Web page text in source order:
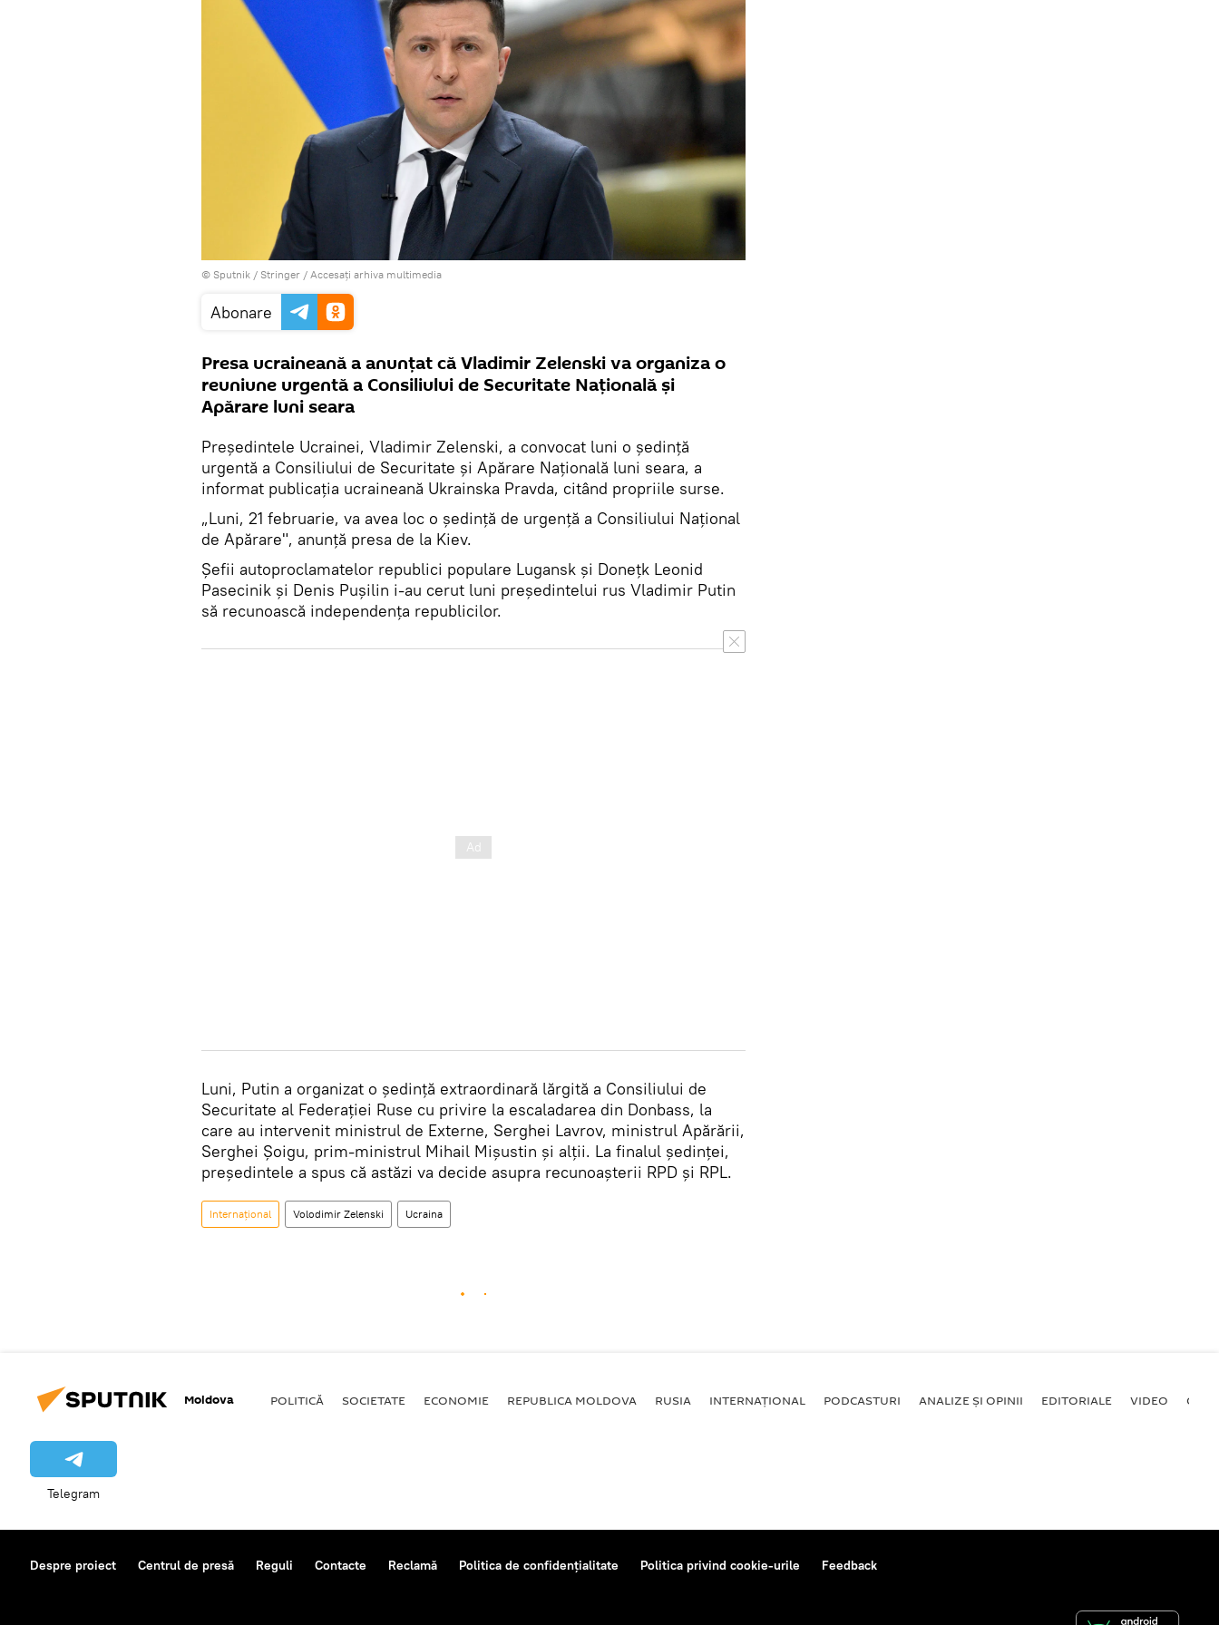
© Sputnik / Stringer / Accesați arhiva multimedia
Abonare
Presa ucraineană a anunțat că Vladimir Zelenski va organiza o
reuniune urgentă a Consiliului de Securitate Națională și
Apărare luni seara
Președintele Ucrainei, Vladimir Zelenski, a convocat luni o ședință
urgentă a Consiliului de Securitate și Apărare Națională luni seara, a
informat publicația ucraineană Ukrainska Pravda, citând propriile surse.
„Luni, 21 februarie, va avea loc o ședință de urgență a Consiliului Național
de Apărare", anunță presa de la Kiev.
Șefii autoproclamatelor republici populare Lugansk și Donețk Leonid
Pasecinik și Denis Pușilin i-au cerut luni președintelui rus Vladimir Putin
să recunoască independența republicilor.
Luni, Putin a organizat o ședință extraordinară lărgită a Consiliului de
Securitate al Federației Ruse cu privire la escaladarea din Donbass, la
care au intervenit ministrul de Externe, Serghei Lavrov, ministrul Apărării,
Serghei Șoigu, prim-ministrul Mihail Mișustin și alții. La finalul ședinței,
președintele a spus că astăzi va decide asupra recunoașterii RPD și RPL.
Internațional Volodimir Zelenski Ucraina
Moldova POLITICĂ SOCIETATE ECONOMIE REPUBLICA MOLDOVA RUSIA INTERNAȚIONAL PODCASTURI ANALIZE ȘI OPINII EDITORIALE VIDEO
Telegram
Despre proiect Centrul de presă Reguli Contacte Reclamă Politica de confidențialitate Politica privind cookie-urile Feedback